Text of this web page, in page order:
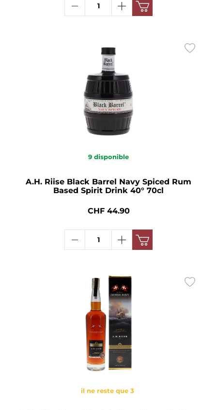
9 disponible
A.H. Riise Black Barrel Navy Spiced Rum
Based Spirit Drink 40° 70cl
CHF 44.90
il ne reste que 3